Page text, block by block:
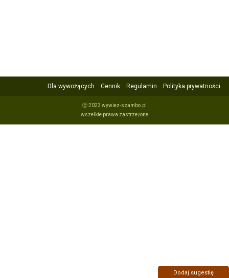
Dla wywożących Cennik Regulamin Polityka prywatności
ⓒ 2023 wywiez-szambo.pl
wszelkie prawa zastrzeżone
Dodaj sugestię